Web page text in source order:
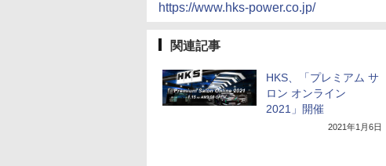
https://www.hks-power.co.jp/
関連記事
HKS、「プレミアム サ
ロン オンライン
2021」開催
2021年1月6日